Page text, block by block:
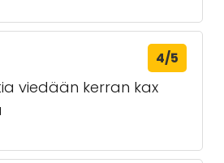
4/5
viedään kerran kax